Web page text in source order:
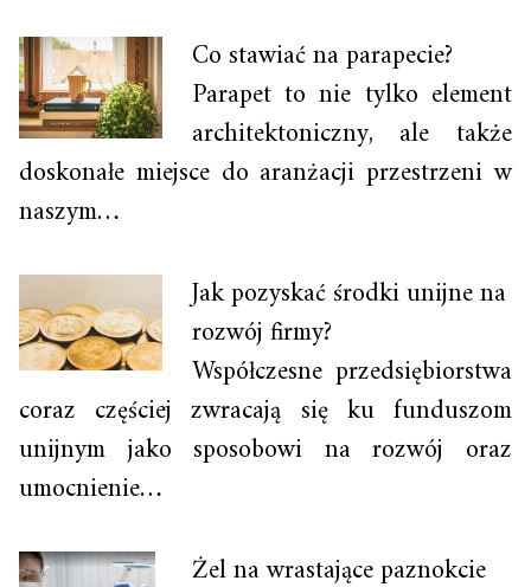
Co stawiać na parapecie?
Parapet to nie tylko element
architektoniczny, ale także
doskonałe miejsce do aranżacji przestrzeni w
naszym…
Jak pozyskać środki unijne na
rozwój firmy?
Współczesne przedsiębiorstwa
coraz częściej zwracają się ku funduszom
unijnym jako sposobowi na rozwój oraz
umocnienie…
Żel na wrastające paznokcie